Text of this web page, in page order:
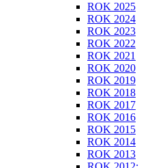
ROK 2025
ROK 2024
ROK 2023
ROK 2022
ROK 2021
ROK 2020
ROK 2019
ROK 2018
ROK 2017
ROK 2016
ROK 2015
ROK 2014
ROK 2013